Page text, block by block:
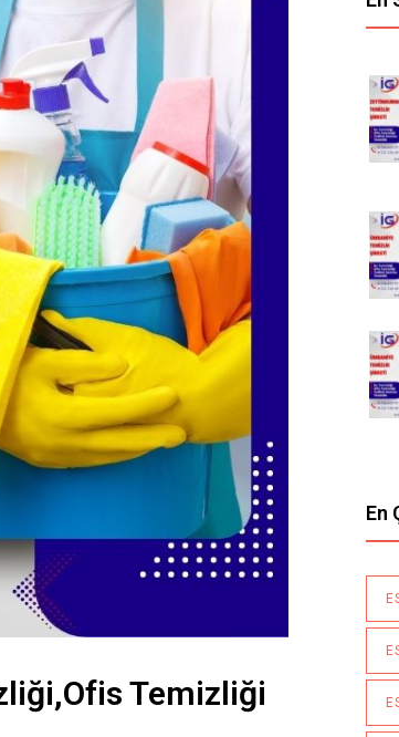
Temizliği
En